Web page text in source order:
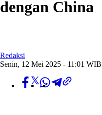
dengan China
Redaksi
Senin, 12 Mei 2025 - 11:01 WIB